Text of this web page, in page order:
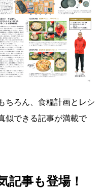
ちろん、食糧計画とレシ
似できる記事が満載で
記事も登場！